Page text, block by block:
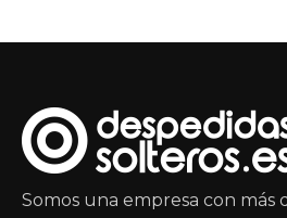
Somos una empresa con más